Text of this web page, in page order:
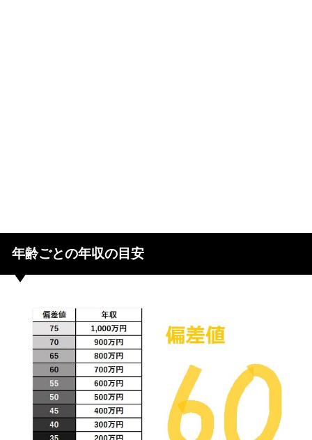
年齢ごとの年収の目安